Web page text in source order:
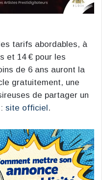
tarifs abordables, à
et 14 € pour les
de 6 ans auront la
gratuitement, une
de partager un
site officiel.